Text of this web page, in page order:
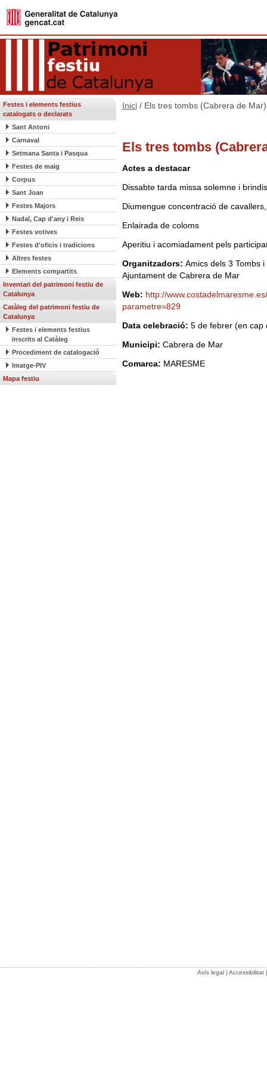
Festes i elements festius
catalogats o declarats
Sant Antoni
Carnaval
Setmana Santa i Pasqua
Festes de maig
Corpus
Sant Joan
Festes Majors
Nadal, Cap d'any i Reis
Festes votives
Festes d'oficis i tradicions
Altres festes
Elements compartits
Inventari del patrimoni festiu de
Catalunya
Catàleg del patrimoni festiu de
Catalunya
Festes i elements festius
inscrits al Catàleg
Procediment de catalogació
Imatge-PIV
Mapa festiu
Inici / Els tres tombs (Cabrera de Mar)
Els tres tombs
Actes a destacar
Dissabte tarda missa solemne i
Diumengue concentració de
Enlairada de coloms
Aperitiu i acomiadament pels
Organitzadors: Amics dels 3 Tombs
Ajuntament de Cabrera de Mar
Web: http://
parametre=829
Data celebració: 5 de febrer (en cap
Municipi: Cabrera de Mar
Comarca: MARESME
Avís legal| Accessibilitat